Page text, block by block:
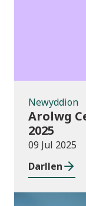
Newyddion
Arolwg
2025
09 Jul 2025
Darllen